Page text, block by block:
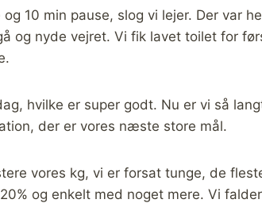
10 min pause, slog vi lejer. Der var
og nyde vejret. Vi fik lavet toilet for
hvilke er super godt. Nu er vi så
der er vores næste store mål.
vores kg, vi er forsat tunge, de
og enkelt med noget mere. Vi